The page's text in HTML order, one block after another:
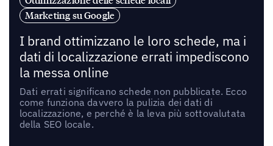
Marketing su Google
I brand ottimizzano le loro schede, ma i
dati di localizzazione errati impediscono
la messa online
Dati errati significano schede non pubblicate. Ecco
come funziona davvero la pulizia dei dati di
localizzazione, e perché è la leva più sottovalutata
della SEO locale.